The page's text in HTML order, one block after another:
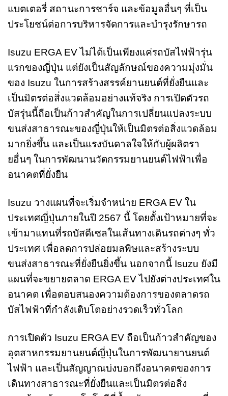
แบตเตอรี่ สถานะการชาร์จ และข้อมูลอื่นๆ ที่เป็น
ประโยชน์ต่อการบริหารจัดการและบำรุงรักษารถ
Isuzu ERGA EV ไม่ได้เป็นเพียงแค่รถบัสไฟฟ้ารุ่น
แรกของญี่ปุ่น แต่ยังเป็นสัญลักษณ์ของความมุ่งมั่น
ของ Isuzu ในการสร้างสรรค์ยานยนต์ที่ยั่งยืนและ
เป็นมิตรต่อสิ่งแวดล้อมอย่างแท้จริง การเปิดตัวรถ
บัสรุ่นนี้ถือเป็นก้าวสำคัญในการเปลี่ยนแปลงระบบ
ขนส่งสาธารณะของญี่ปุ่นให้เป็นมิตรต่อสิ่งแวดล้อม
มากยิ่งขึ้น และเป็นแรงบันดาลใจให้กับผู้ผลิตรา
ยอื่นๆ ในการพัฒนานวัตกรรมยานยนต์ไฟฟ้าเพื่อ
อนาคตที่ยั่งยืน
Isuzu วางแผนที่จะเริ่มจำหน่าย ERGA EV ใน
ประเทศญี่ปุ่นภายในปี 2567 นี้ โดยตั้งเป้าหมายที่จะ
เข้ามาแทนที่รถบัสดีเซลในเส้นทางเดินรถต่างๆ ทั่ว
ประเทศ เพื่อลดการปล่อยมลพิษและสร้างระบบ
ขนส่งสาธารณะที่ยั่งยืนยิ่งขึ้น นอกจากนี้ Isuzu ยังมี
แผนที่จะขยายตลาด ERGA EV ไปยังต่างประเทศใน
อนาคต เพื่อตอบสนองความต้องการของตลาดรถ
บัสไฟฟ้าที่กำลังเติบโตอย่างรวดเร็วทั่วโลก
การเปิดตัว Isuzu ERGA EV ถือเป็นก้าวสำคัญของ
อุตสาหกรรมยานยนต์ญี่ปุ่นในการพัฒนายานยนต์
ไฟฟ้า และเป็นสัญญาณบ่งบอกถึงอนาคตของการ
เดินทางสาธารณะที่ยั่งยืนและเป็นมิตรต่อสิ่ง